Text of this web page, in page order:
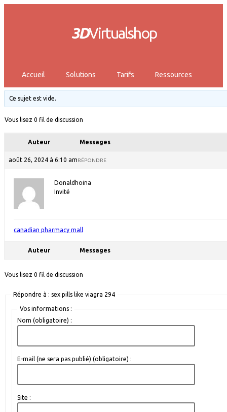
3DVirtualshop
Accueil Solutions Tarifs Ressources
Ce sujet est vide.
Vous lisez 0 fil de discussion
Auteur Messages
août 26, 2024 à 6:10 amRÉPONDRE
Donaldhoina
Invité
canadian pharmacy mall
Auteur Messages
Vous lisez 0 fil de discussion
Répondre à : sex pills like viagra 294
Vos informations :
Nom (obligatoire) :
E-mail (ne sera pas publié) (obligatoire) :
Site :